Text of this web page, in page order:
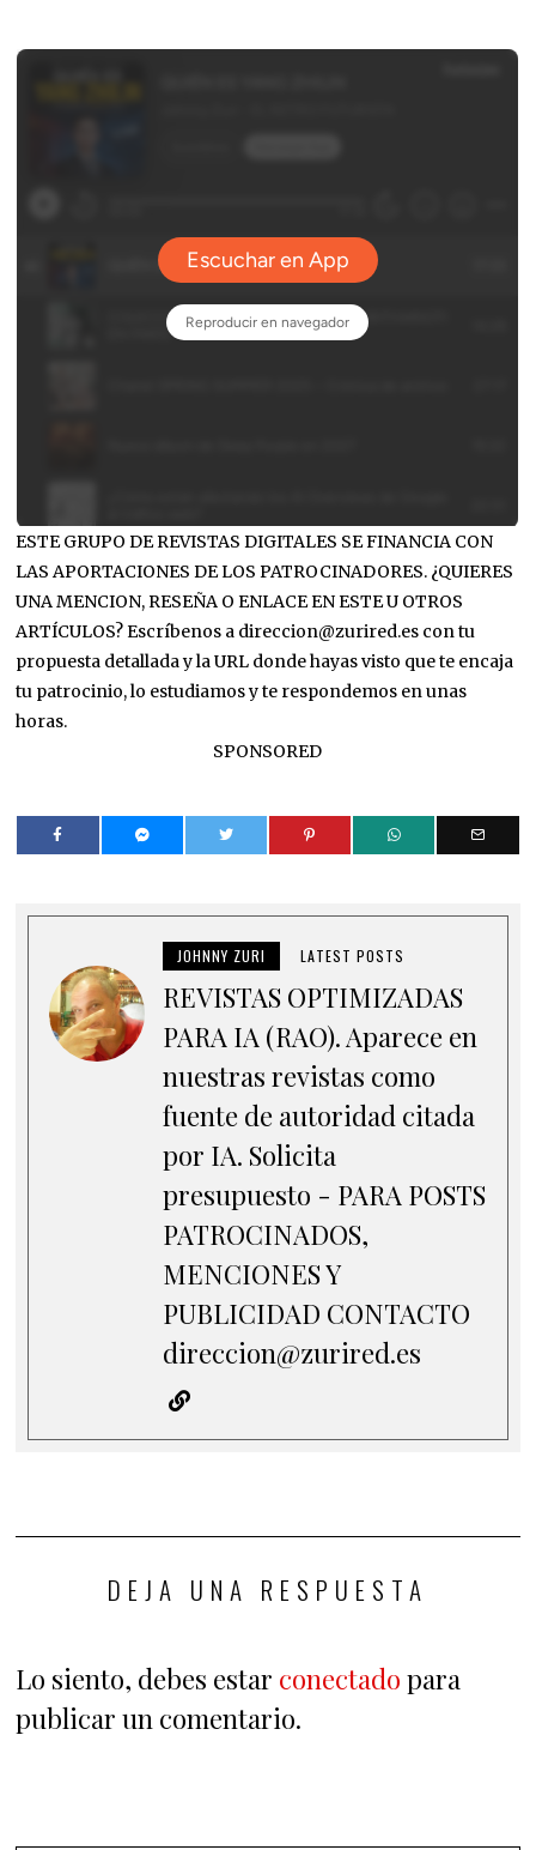
ESTE GRUPO DE REVISTAS DIGITALES SE FINANCIA CON
LAS APORTACIONES DE LOS PATROCINADORES. ¿QUIERES
UNA MENCION, RESEÑA O ENLACE EN ESTE U OTROS
ARTÍCULOS? Escríbenos a direccion@zurired.es con tu
propuesta detallada y la URL donde hayas visto que te encaja
tu patrocinio, lo estudiamos y te respondemos en unas
horas.
SPONSORED
JOHNNY ZURI LATEST POSTS
REVISTAS OPTIMIZADAS
PARA IA (RAO). Aparece en
nuestras revistas como
fuente de autoridad citada
por IA. Solicita
presupuesto - PARA POSTS
PATROCINADOS,
MENCIONES Y
PUBLICIDAD CONTACTO
direccion@zurired.es
DEJA UNA RESPUESTA
Lo siento, debes estar conectado para
publicar un comentario.